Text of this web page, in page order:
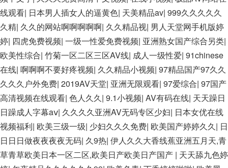
综合久久久久蜜月 婷婷激情五月天麻豆 av在线五月天婷婷 麻豆
91国产在线观看一区 久久久久亚洲AV无码专区体验小说 国精品
无码一区二区三区左线 中文字幕无码不卡一区二区三区 成人一
级黄色片 黄色毛片在线观看 中文无码一区二区不卡AV 91视频
一区二 欧美黄片第二区 91麻豆VA国产 国产精品乱码一区二区
三 能在线看黄片的视频 黄色电影频道一区二区三区 五月天丝袜
逼网 婷婷五月综合激情中文字幕 99久久久无码国产精品秋霞网
黄色美女日本网站 国产精品视频一区啪啪啪 日韩成人av三片在
线播放 亚洲无码日韩一区欧美二区三页 国产成人自拍欧美在线
国产黄色免费 日韩黄色电影视频一区二区 欧美黄3级网站欧美
久久亚洲中文字幕不卡一二区 99riAV国产精品视频 日本乱伦视
频第十页 日本黄色精品视频 婷婷五月天在线不卡一区二区三区
线观看| 日本男人插女人的逼黄色| 天美精品av| 999久久久久久
久精| 久久的网站啊啊啊啊啊| 久久精品视| 男人天堂网手机版婷
婷| 四虎免费视频| 一级一性爱免费视频| 亚洲熟女国产综合另类|
欧美性综合| 竹菊一区二区三区AV线| 成人一级性爱| 91chinese
在线| 啊啊啊不要好疼视频| 久久精品小视频| 97精品国产97久久
久久久户外免费| 2019AV天堂| 亚洲无限观看| 97爱综合| 97国产
高清视频在线观看| 色人久久| 9.1小视频| AV有码在线| 天天躁日
日躁成人字幕aⅴ| 久久久久亚洲AV无码专区少妇| 日本女优在线
视频福利| 欧美三级一级| 少妇久久久免费| 欧美国产婷婷久久| 日
日日日做夜夜夜夜无码| 久9热| 伊人久久大香线蕉亚洲五月天,青
草青草欧美日本一区二区,欧美日产欧美日产国产 | 天天舔九色婷